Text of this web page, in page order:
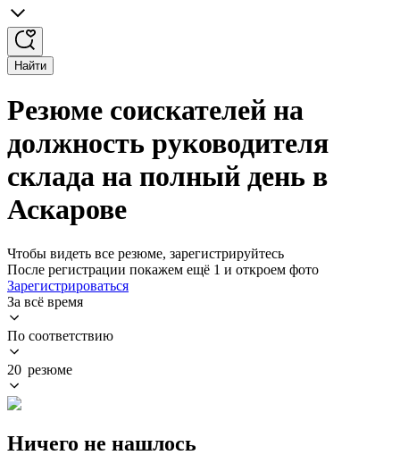
Найти
Резюме соискателей на
должность руководителя
склада на полный день в
Аскарове
Чтобы видеть все резюме, зарегистрируйтесь
После регистрации покажем ещё 1 и откроем фото
Зарегистрироваться
За всё время
По соответствию
20 резюме
Ничего не нашлось